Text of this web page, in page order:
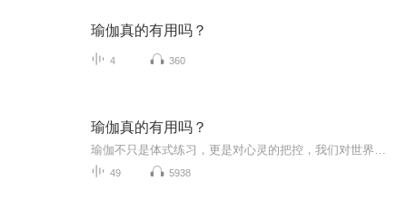
瑜伽真的有用吗？
4 360
瑜伽真的有用吗？
49 5938